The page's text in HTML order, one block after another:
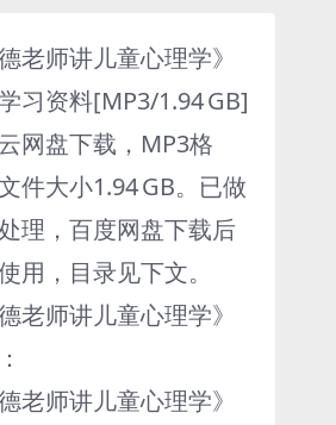
德老师讲儿童心理学》
习资料[MP3/1.94 GB]
网盘下载，MP3格
件大小1.94 GB。已做
理，百度网盘下载后
用，目录见下文。
德老师讲儿童心理学》
德老师讲儿童心理学》